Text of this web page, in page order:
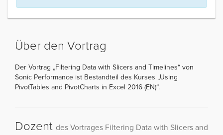
Über den Vortrag
Der Vortrag „Filtering Data with Slicers and Timelines“ von
Sonic Performance ist Bestandteil des Kurses „Using
PivotTables and PivotCharts in Excel 2016 (EN)“.
Dozent des Vortrages Filtering Data with Slicers and